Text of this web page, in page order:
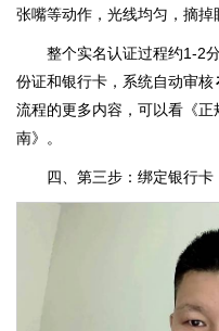
张嘴等动作，光线均匀，摘掉
整个实名认证过程约1-2
份证和银行卡，系统自动审核
流程的更多内容，可以看《
南》。
四、第三步：绑定银行卡